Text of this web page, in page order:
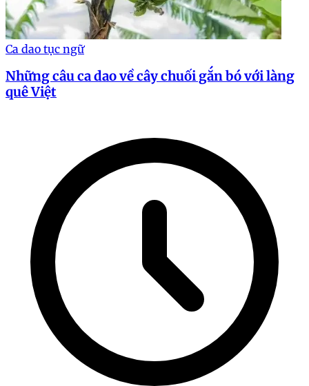
Ca dao tục ngữ
Những câu ca dao về cây chuối gắn bó với làng
quê Việt